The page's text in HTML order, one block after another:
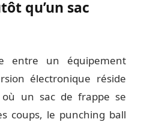
qu’un sac
entre un équipement
électronique réside
où un sac de frappe se
coups, le punching ball